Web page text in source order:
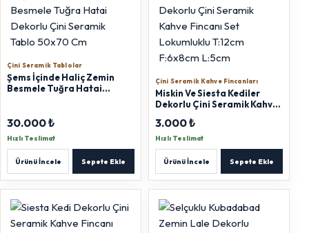
Çini Seramik Tablolar
Şems İçinde Haliç Zemin
Besmele Tuğra Hatai
30.000 ₺
Hızlı Teslimat
Ürünü İncele Sepete Ekle
Çini Seramik Kahve Fincanları
Miskin Ve Siesta Kediler
Dekorlu Çini Seramik Kahve
T:12cm F:6x8cm L:5cm
3.000 ₺
Hızlı Teslimat
Ürünü İncele Sepete Ekle